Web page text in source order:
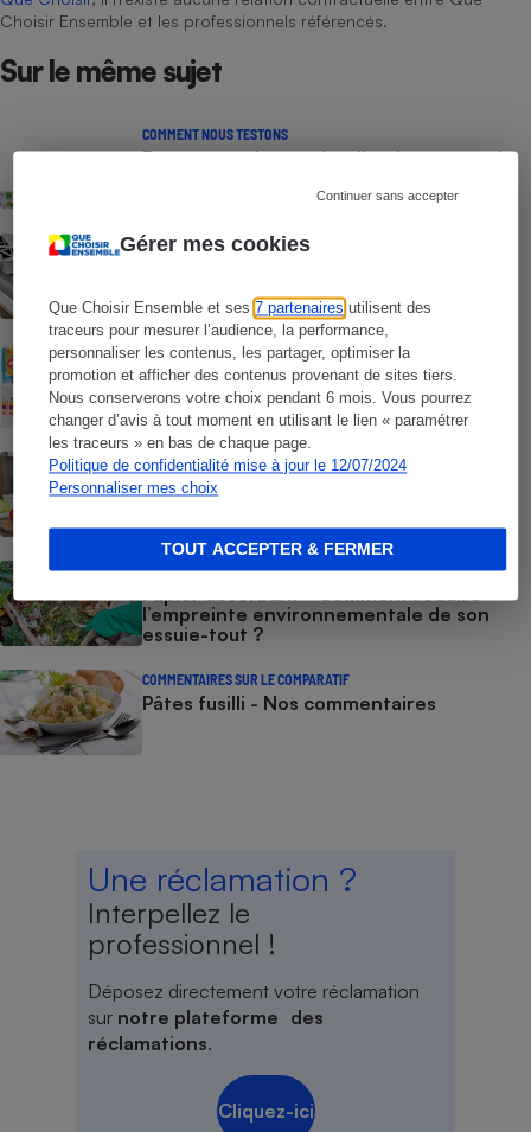
Gérer mes cookies
Que Choisir Ensemble et ses7 partenaires utilisent des
traceurs pour mesurer l’audience, la performance,
personnaliser les contenus, les partager, optimiser la
promotion et afficher des contenus provenant de sites tiers.
Nous conserverons votre choix pendant 6 mois. Vous pourrez
changer d’avis à tout moment en utilisant le lien « paramétrer
les traceurs » en bas de chaque page.
Politique de confidentialité mise à jour le 12/07/2024
Personnaliser mes choix
Continuer sans accepter
TOUT ACCEPTER & FERMER
Choisir Ensemble et les professionnels référencés.
Sur le même sujet
COMMENT NOUS TESTONS
Détergents lave-vaisselle - Le protocole
COMMENTAIRES SUR LE COMPARATIF
COMMENT NOUS TESTONS
Papier essuie-tout - Le protocole
ENQUÊTE
Sopalin - Au bout du rouleau ?
CONSEILS
Papier absorbant - Comment réduire
l’empreinte environnementale de son
essuie-tout ?
COMMENTAIRES SUR LE COMPARATIF
Pâtes fusilli - Nos commentaires
Une réclamation ?
Interpellez le
professionnel !
Déposez directement votre réclamation
sur notre plateforme des
réclamations.
Cliquez-ici